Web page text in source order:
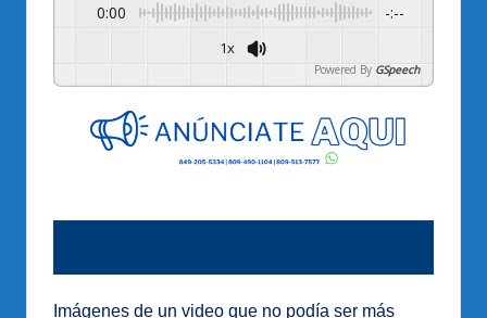
0:00 -:--
1x
Powered By GSpeech
Imágenes de un video que no podía ser más